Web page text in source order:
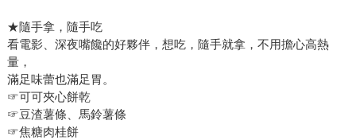
★隨手拿，隨手吃
看電影、深夜嘴饞的好夥伴，想吃，隨手就拿，不用擔心高熱
量，
滿足味蕾也滿足胃。
☞可可夾心餅乾
☞豆渣薯條、馬鈴薯條
☞焦糖肉桂餅